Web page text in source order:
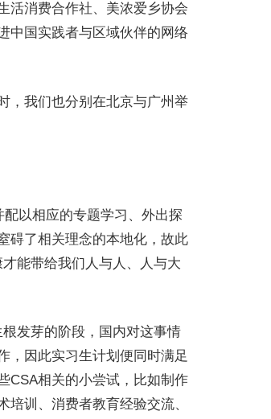
活消费合作社、美浓爱乡协会
中国实践者与区域伙伴的网络
，我们也分别在北京与广州举
以相应的专题学习、外出探
碍了相关理念的本地化，故此
能带给我们人与人、人与大
发芽的阶段，国内对这事情
，因此实习生计划便同时满足
CSA相关的小尝试，比如制作
训、消费者教育经验交流、